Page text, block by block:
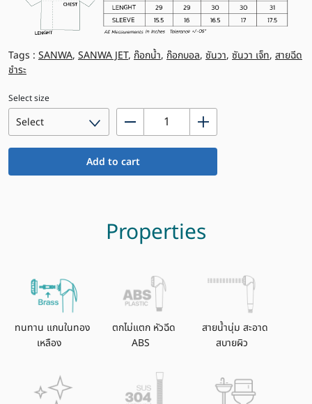
Tags : SANWA, SANWA JET, ก๊อกน้ำ, ก๊อกบอล, ซันวา, ซันวา เจ็ท, สายฉีด
ชำระ
Select size
JET®
SET#2
quantity
Add to cart
Properties
ทนทาน แกนในทอง
เหลือง
ตกไม่แตก หัวฉีด
ABS
สายน้ำนุ่ม สะอาด
สบายผิว